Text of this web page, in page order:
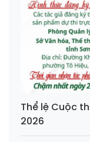
Thể lệ Cuộc
2026